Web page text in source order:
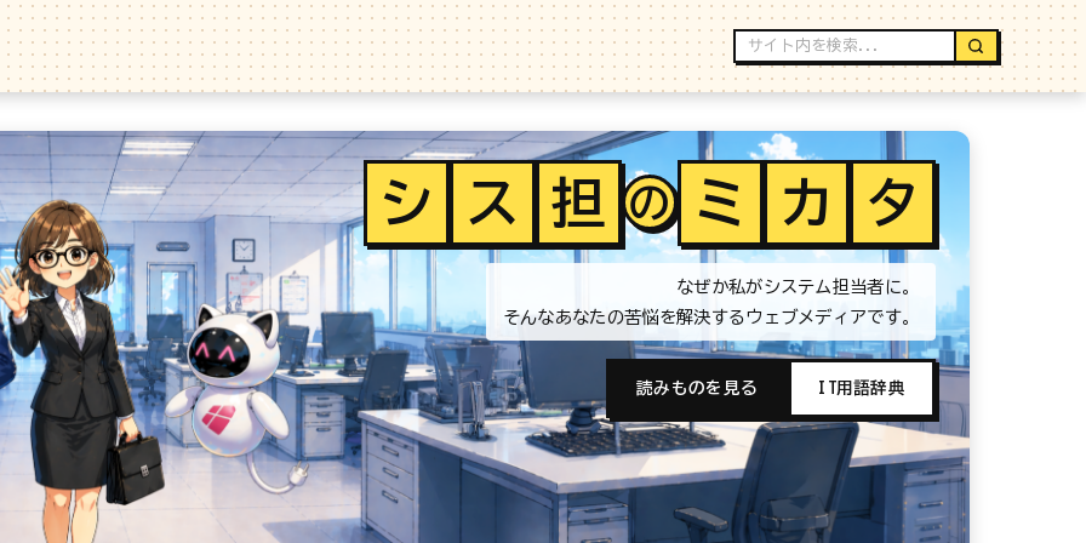
シ ス 担 の ミ カ タ
なぜか私がシステム担当者に。
そんなあなたの苦悩を解決するウェブメディアです。
読みものを見る IT用語辞典